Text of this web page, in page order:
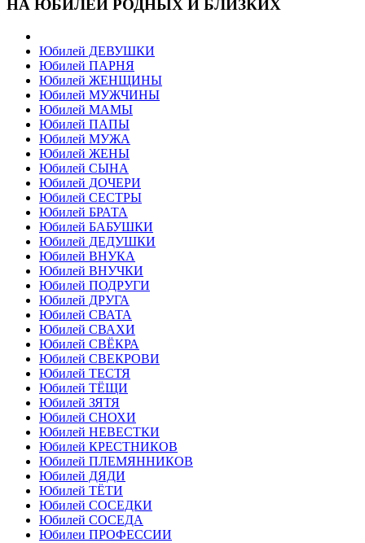
НА ЮБИЛЕЙ РОДНЫХ И БЛИЗКИХ
Юбилей ДЕВУШКИ
Юбилей ПАРНЯ
Юбилей ЖЕНЩИНЫ
Юбилей МУЖЧИНЫ
Юбилей МАМЫ
Юбилей ПАПЫ
Юбилей МУЖА
Юбилей ЖЕНЫ
Юбилей СЫНА
Юбилей ДОЧЕРИ
Юбилей СЕСТРЫ
Юбилей БРАТА
Юбилей БАБУШКИ
Юбилей ДЕДУШКИ
Юбилей ВНУКА
Юбилей ВНУЧКИ
Юбилей ПОДРУГИ
Юбилей ДРУГА
Юбилей СВАТА
Юбилей СВАХИ
Юбилей СВЁКРА
Юбилей СВЕКРОВИ
Юбилей ТЕСТЯ
Юбилей ТЁЩИ
Юбилей ЗЯТЯ
Юбилей СНОХИ
Юбилей НЕВЕСТКИ
Юбилей КРЕСТНИКОВ
Юбилей ПЛЕМЯННИКОВ
Юбилей ДЯДИ
Юбилей ТЁТИ
Юбилей СОСЕДКИ
Юбилей СОСЕДА
Юбилеи ПРОФЕССИИ